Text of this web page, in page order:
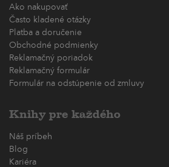
Ako nakupovať
Často kladené otázky
Platba a doručenie
Obchodné podmienky
Reklamačný poriadok
Reklamačný formulár
Formulár na odstúpenie od zmluvy
Knihy pre každého
Náš príbeh
Blog
Kariéra